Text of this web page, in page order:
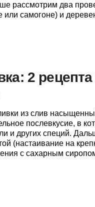
рассмотрим два
или самогоне) и
2
из слив
послевкусие, в
и других специй.
(настаивание на
с сахарным